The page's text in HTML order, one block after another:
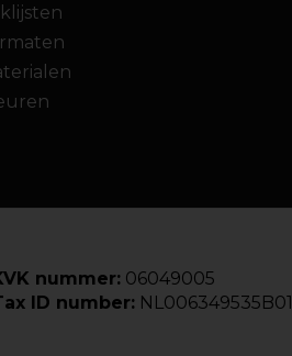
nummer: 06049005
ID number: NL006349535B01